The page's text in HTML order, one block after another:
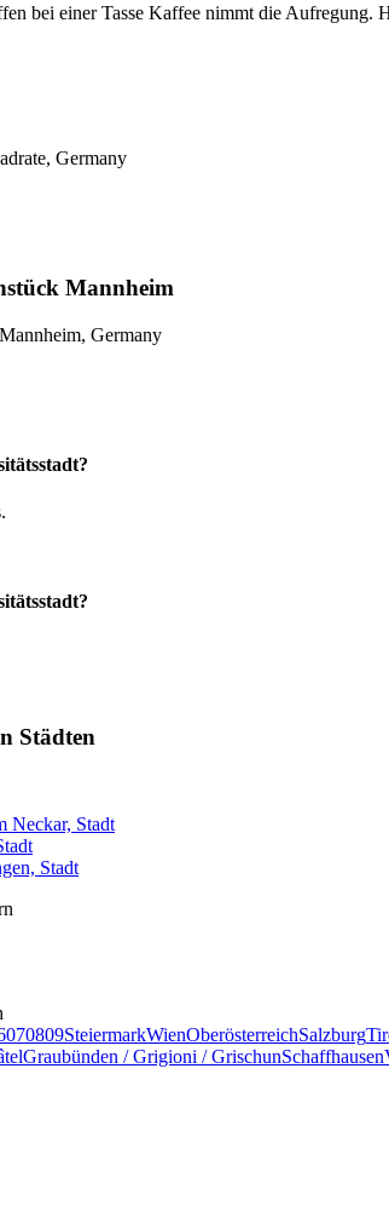
bei einer Tasse Kaffee nimmt die
Germany
Mannheim
Germany
Städten
Neckar, Stadt
Stadt
070809SteiermarkWienOberösterreichSalzburg
Graubünden / Grigioni / GrischunSchaffhausen